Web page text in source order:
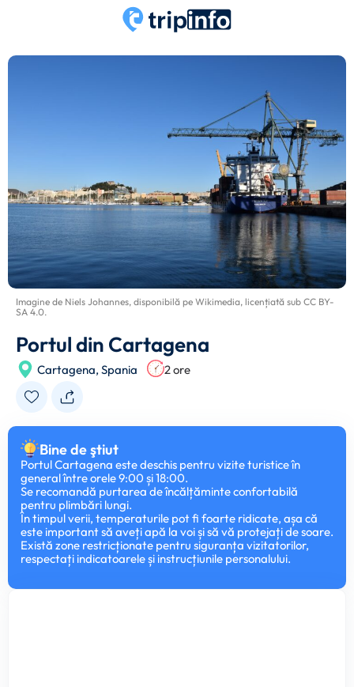
Imagine de Niels Johannes, disponibilă pe Wikimedia, licențiată sub CC BY-
SA 4.0.
Portul din Cartagena
Cartagena, Spania 2 ore
Bine de ştiut
Portul Cartagena este deschis pentru vizite turistice în
general între orele 9:00 și 18:00.
Se recomandă purtarea de încălțăminte confortabilă
pentru plimbări lungi.
În timpul verii, temperaturile pot fi foarte ridicate, așa că
este important să aveți apă la voi și să vă protejați de soare.
Există zone restricționate pentru siguranța vizitatorilor,
respectați indicatoarele și instrucțiunile personalului.